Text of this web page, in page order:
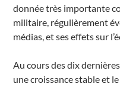
donnée très importante
militaire, régulièrement
médias, et ses effets sur
Au cours des dix
une croissance stable et